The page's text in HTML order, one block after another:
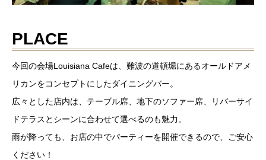
PLACE
今回の会場Louisiana Cafeは、難波の道頓堀にあるオールドアメ
リカンをコンセプトにしたダイニングバー。
広々とした店内は、テーブル席、地下のソファー席、リバーサイ
ドテラスとシーンに合わせて選べるのも魅力。
雨が降っても、お店の中でパーティーを開催できるので、ご安心
ください！